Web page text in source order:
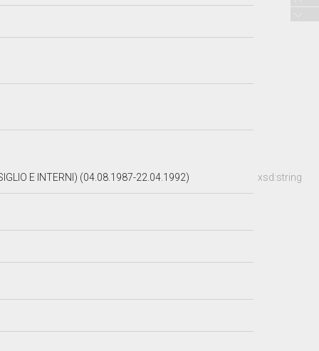
xsd:string
E INTERNI) (04.08.1987-22.04.1992)